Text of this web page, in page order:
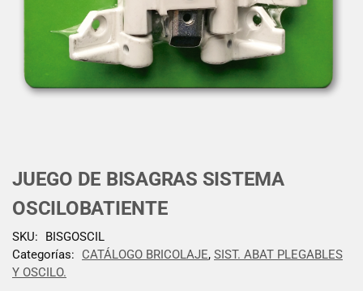
JUEGO DE BISAGRAS SISTEMA
OSCILOBATIENTE
SKU:
BISGOSCIL
Categorías:
CATÁLOGO BRICOLAJE, SIST. ABAT PLEGABLES
Y OSCILO.